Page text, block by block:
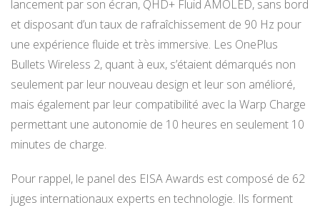
lancement par son écran, QHD+ Fluid AMOLED, sans bord
et disposant d’un taux de rafraîchissement de 90 Hz pour
une expérience fluide et très immersive. Les OnePlus
Bullets Wireless 2, quant à eux, s’étaient démarqués non
seulement par leur nouveau design et leur son amélioré,
mais également par leur compatibilité avec la Warp Charge
permettant une autonomie de 10 heures en seulement 10
minutes de charge.
Pour rappel, le panel des EISA Awards est composé de 62
juges internationaux experts en technologie. Ils forment